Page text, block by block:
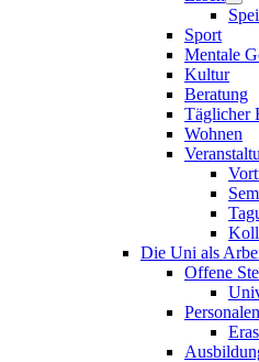
Sport
Mentale
Kultur
Beratung
Täglicher
Wohnen
Die Uni als
Offene